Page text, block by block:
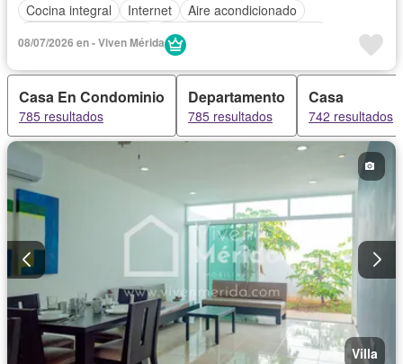
Cocina integral
Internet
Aire acondicionado
Completamente amueblado
08/07/2026 en - Viven Mérida
Casa En Condominio
785 resultados
Departamento
785 resultados
Casa
742 resultados
Villa